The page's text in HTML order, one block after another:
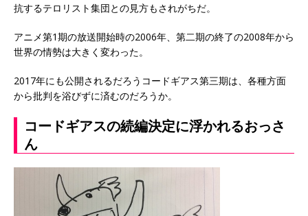
抗するテロリスト集団との見方もされがちだ。
アニメ第1期の放送開始時の2006年、第二期の終了の2008年から
世界の情勢は大きく変わった。
2017年にも公開されるだろうコードギアス第三期は、各種方面
から批判を浴びずに済むのだろうか。
コードギアスの続編決定に浮かれるおっさ
ん